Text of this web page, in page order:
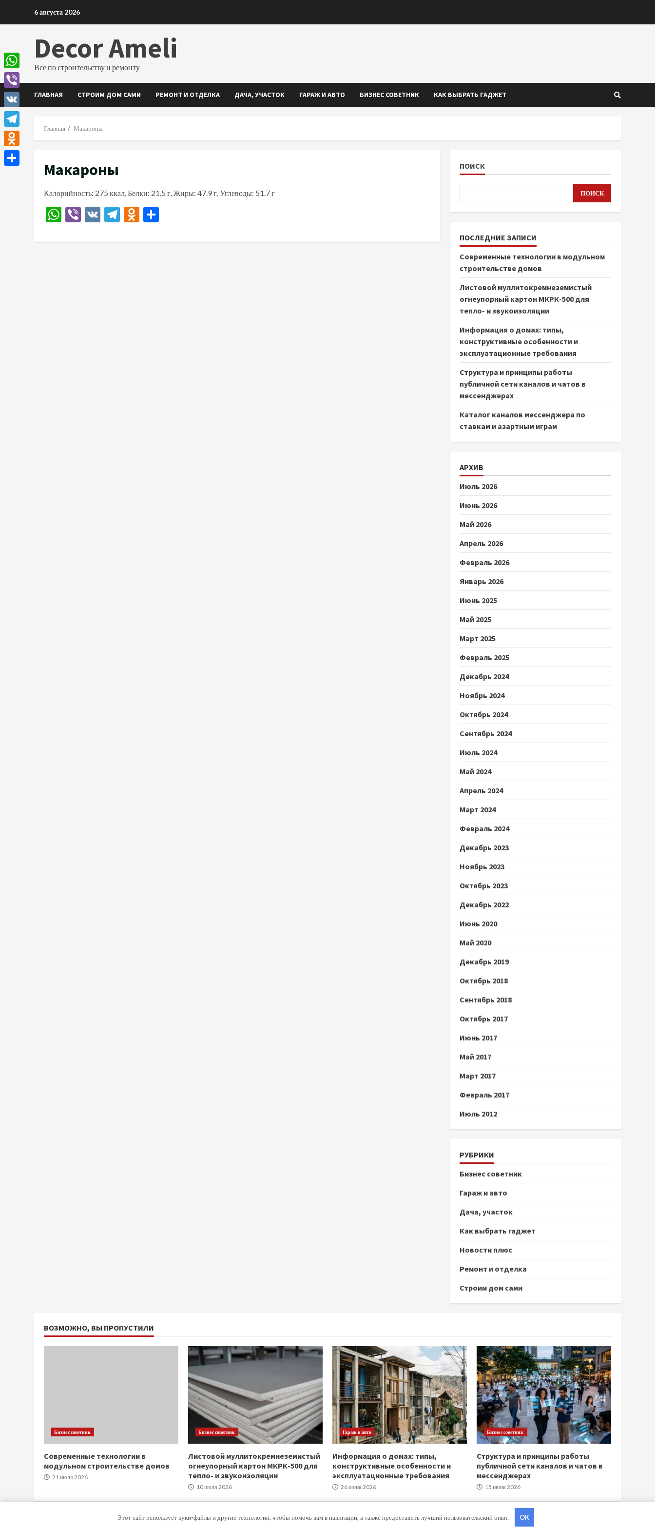
6 августа 2026
Decor Ameli
Все по строительству и ремонту
ГЛАВНАЯ СТРОИМ ДОМ САМИ РЕМОНТ И ОТДЕЛКА ДАЧА, УЧАСТОК ГАРАЖ И АВТО БИЗНЕС СОВЕТНИК КАК ВЫБРАТЬ ГАДЖЕТ
Главная Макароны
Макароны
Калорийность: 275 ккал, Белки: 21.5 г, Жиры: 47.9 г, Углеводы: 51.7 г
WhatsApp
Viber
VK Telegram
Odnoklassniki
ПОИСК
ПОИСК
ПОСЛЕДНИЕ ЗАПИСИ
Современные технологии в модульном
строительстве домов
Листовой муллитокремнеземистый
огнеупорный картон МКРК-500 для
тепло- и звукоизоляции
Информация о домах: типы,
конструктивные особенности и
эксплуатационные требования
Структура и принципы работы
публичной сети каналов и чатов в
мессенджерах
Каталог каналов мессенджера по
ставкам и азартным играм
АРХИВ
Июль 2026
Июнь 2026
Май 2026
Апрель 2026
Февраль 2026
Январь 2026
Июнь 2025
Май 2025
Март 2025
Февраль 2025
Декабрь 2024
Ноябрь 2024
Октябрь 2024
Сентябрь 2024
Июль 2024
Май 2024
Апрель 2024
Март 2024
Февраль 2024
Декабрь 2023
Ноябрь 2023
Октябрь 2023
Декабрь 2022
Июнь 2020
Май 2020
Декабрь 2019
Октябрь 2018
Сентябрь 2018
Октябрь 2017
Июнь 2017
Май 2017
Март 2017
Февраль 2017
Июль 2012
РУБРИКИ
Бизнес советник
Гараж и авто
Дача, участок
Как выбрать гаджет
Новости плюс
Ремонт и отделка
Строим дом сами
ВОЗМОЖНО, ВЫ ПРОПУСТИЛИ
Бизнес советник
Современные технологии в
модульном строительстве домов
21 июля 2026
Бизнес советник
Листовой муллитокремнеземистый
огнеупорный картон МКРК-500 для
тепло- и звукоизоляции
10 июля 2026
Гараж и авто
Информация о домах: типы,
конструктивные особенности и
эксплуатационные требования
26 июня 2026
Бизнес советник
Структура и принципы работы
публичной сети каналов и чатов в
мессенджерах
15 июня 2026
Copyright © Все права защищены.|MoreNewsот AF themes.
WhatsApp
Viber
VK
Telegram
Odnoklassniki
Этот сайт использует куки-файлы и другие технологии, чтобы помочь вам в навигации, а также предоставить лучший пользовательский опыт. OK